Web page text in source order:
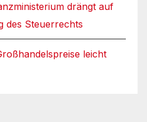
drängt auf
des Steuerrechts
leicht